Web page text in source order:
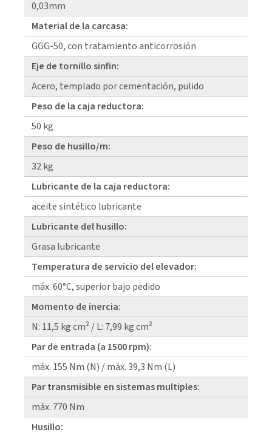
0,03mm
Material de la carcasa:
GGG-50, con tratamiento anticorrosión
Eje de tornillo sinfin:
Acero, templado por cementación, pulido
Peso de la caja reductora:
50 kg
Peso de husillo/m:
32 kg
Lubricante de la caja reductora:
aceite sintético lubricante
Lubricante del husillo:
Grasa lubricante
Temperatura de servicio del elevador:
máx. 60°C, superior bajo pedido
Momento de inercia:
N: 11,5 kg cm² / L: 7,99 kg cm²
Par de entrada (a 1500 rpm):
máx. 155 Nm (N) / máx. 39,3 Nm (L)
Par transmisible en sistemas multiples:
máx. 770 Nm
Husillo: